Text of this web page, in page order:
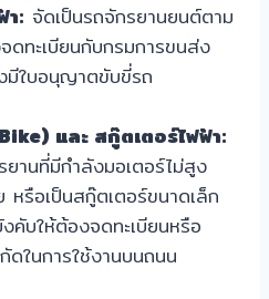
า: จัดเป็นรถจักรยานยนต์ตาม
ดทะเบียนกับกรมการขนส่ง
มีใบอนุญาตขับขี่รถ
และ สกู๊ตเตอร์ไฟฟ้า:
านที่มีกำลังมอเตอร์ไม่สูง
หรือเป็นสกู๊ตเตอร์ขนาดเล็ก
คับให้ต้องจดทะเบียนหรือ
ในการใช้งานบนถนน